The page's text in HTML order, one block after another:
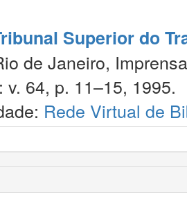
Superior do
de Janeiro,
64, p. 11–15, 1995.
Rede Virtual de